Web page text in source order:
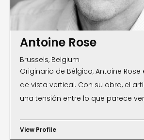
Antoine Rose
Brussels, Belgium
Originario de Bélgica, Antoine
de vista vertical. Con su obra, el
una tensión entre lo que parece
estética, existe una capa
View Profile